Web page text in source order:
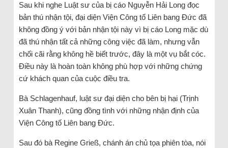
Sau khi nghe Luật sư của bị cáo Nguyễn Hải Long đọc
bản thú nhận tội, đại diện Viện Công tố Liên bang Đức đã
không đồng ý với bản nhận tội này vì bị cáo Long mặc dù
đã thú nhận tất cả những công việc đã làm, nhưng vẫn
chối cãi rằng không hề biết trước, đây là một vụ bắt cóc.
Điều này là hoàn toàn không phù hợp với những chứng
cứ khách quan của cuộc điều tra.
Bà Schlagenhauf, luật sư đại diện cho bên bị hại (Trịnh
Xuân Thanh), cũng đồng tình với những nhận định của
Viện Công tố Liên bang Đức.
Sau đó bà Regine Grieß, chánh án chủ tọa phiên tòa, nói